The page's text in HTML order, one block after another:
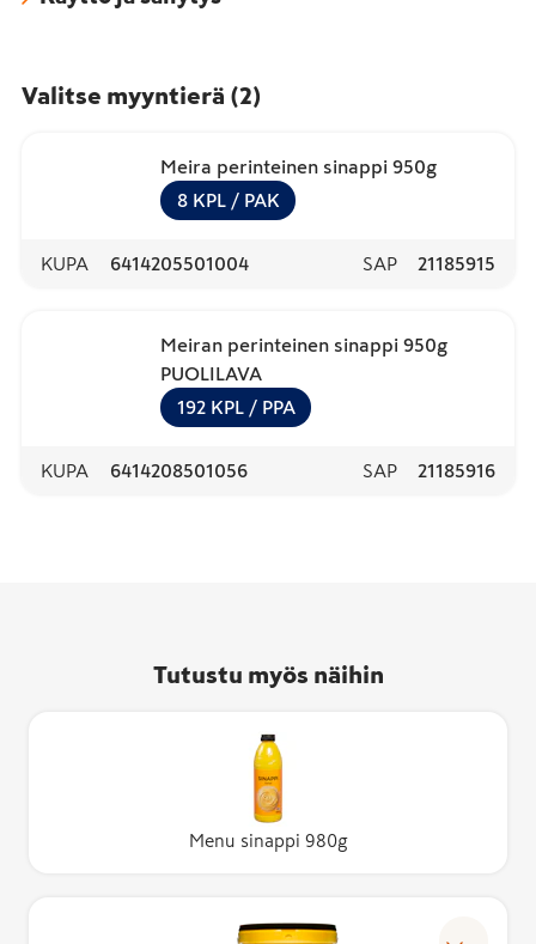
Valitse myyntierä (2)
Meira perinteinen sinappi 950g
8 KPL / PAK
KUPA 6414205501004 SAP 21185915
Meiran perinteinen sinappi 950g
PUOLILAVA
192 KPL / PPA
KUPA 6414208501056 SAP 21185916
Tutustu myös näihin
Menu sinappi 980g